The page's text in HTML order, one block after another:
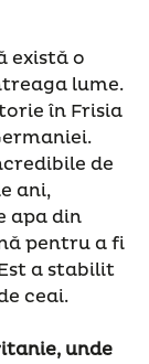
există o
lume.
în Frisia
de
ani,
apa din
pentru a fi
a stabilit
ceai.
unde